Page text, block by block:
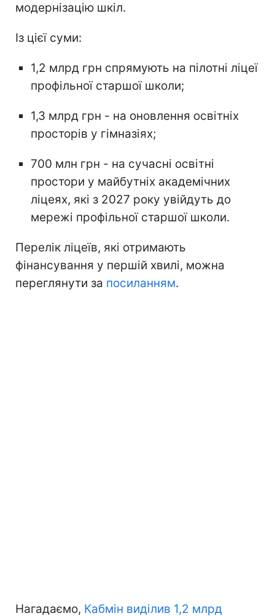
модернізацію шкіл.
Із цієї суми:
1,2 млрд грн спрямують на пілотні ліцеї
профільної старшої школи;
1,3 млрд грн - на оновлення освітніх
просторів у гімназіях;
700 млн грн - на сучасні освітні
простори у майбутніх академічних
ліцеях, які з 2027 року увійдуть до
мережі профільної старшої школи.
Перелік ліцеїв, які отримають
фінансування у першій хвилі, можна
переглянути за посиланням.
Нагадаємо, Кабмін виділив 1,2 млрд